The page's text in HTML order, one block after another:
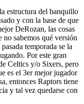
estructura del banquillo
y con la base de que
DeRozan, las cosas
no sabemos qué versión
temporada se la
Por este gran
Celtics y/o Sixers, pero
es el 3er mejor jugador
entonces Raptors tiene
y tal vez quedarse con